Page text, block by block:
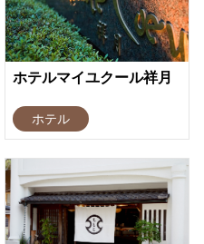
ホテルマイユクール祥月
ホテル